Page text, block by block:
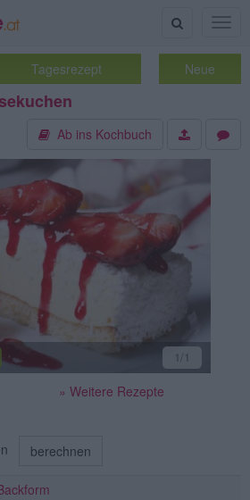
Suche
Tagesrezept Neue
Ab ins Kochbuch
1 /1
» Weitere Rezepte
berechnen